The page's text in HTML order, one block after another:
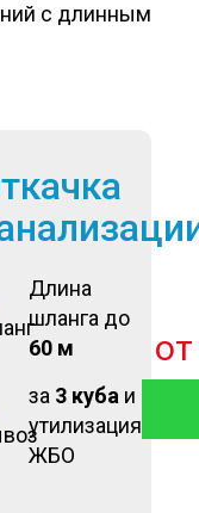
с длинным
руб
Длина
шланга до
60 м
за 3 куба и
утилизация
ЖБО